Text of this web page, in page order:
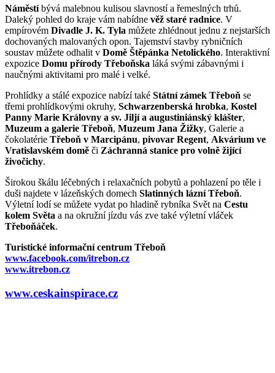
Náměstíbývá malebnou kulisou slavností a řemeslných trhů.
Daleký pohled do kraje vám nabídne věž staré radnice. V
empírovém Divadle J. K. Tyla můžete zhlédnout jednu z nejstarších
dochovaných malovaných opon. Tajemství stavby rybničních
soustav můžete odhalit v Domě Štěpánka Netolického. Interaktivní
expozice Domu přírody Třeboňska láká svými zábavnými i
naučnými aktivitami pro malé i velké.
Prohlídky a stálé expozice nabízí také Státní zámek Třeboň se
třemi prohlídkovými okruhy, Schwarzenberská hrobka, Kostel
Panny Marie Královny a sv. Jiljí a augustiniánský klášter,
Muzeum a galerie Třeboň, Muzeum Jana Žižky, Galerie a
čokolatérie Třeboň v Marcipánu, pivovar Regent, Akvárium ve
Vratislavském domě či Záchranná stanice pro volně žijící
živočichy.
Širokou škálu léčebných i relaxačních pobytů a pohlazení po těle i
duši najdete v lázeňských domech Slatinných lázní Třeboň.
Výletní lodí se můžete vydat po hladině rybníka Svět na Cestu
kolem Světa a na okružní jízdu vás zve také výletní vláček
Třeboňáček.
Turistické informační centrum Třeboň
www.facebook.com/itrebon.cz
www.itrebon.cz
www.ceskainspirace.cz